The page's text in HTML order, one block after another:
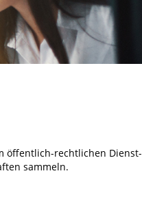
öffentlich-rechtlichen Dienst-
sammeln.